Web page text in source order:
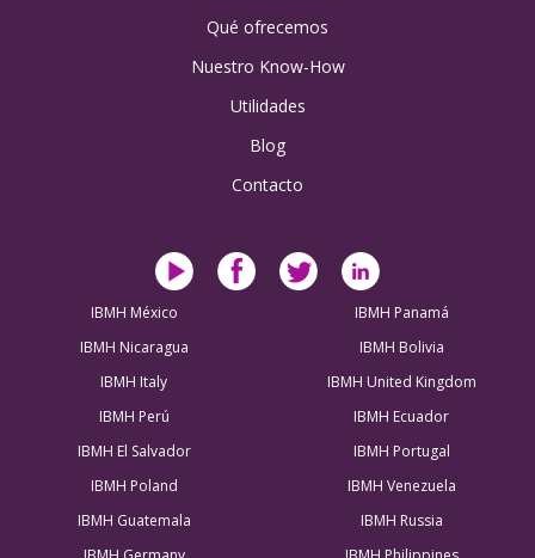
Qué ofrecemos
Nuestro Know-How
Utilidades
Blog
Contacto
IBMH México
IBMH Panamá
IBMH Nicaragua
IBMH Bolivia
IBMH Italy
IBMH United Kingdom
IBMH Perú
IBMH Ecuador
IBMH El Salvador
IBMH Portugal
IBMH Poland
IBMH Venezuela
IBMH Guatemala
IBMH Russia